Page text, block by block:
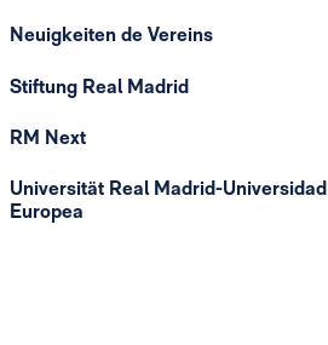
Neuigkeiten de Vereins
Stiftung Real Madrid
RM Next
Universität Real Madrid-Universidad
Europea